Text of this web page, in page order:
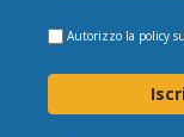
Autorizzo la policy